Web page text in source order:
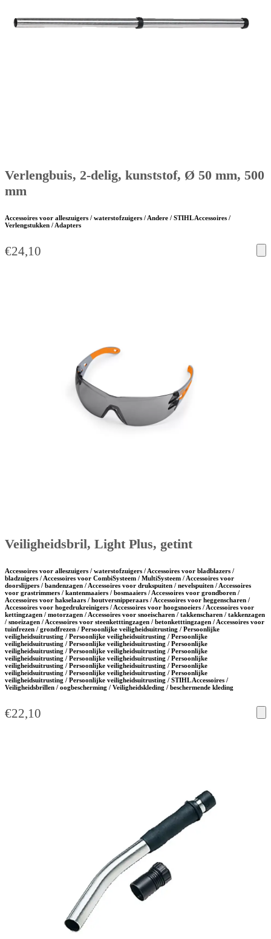
Verlengbuis, 2-delig, kunststof, Ø 50 mm, 500
mm
Accessoires voor alleszuigers / waterstofzuigers / Andere / STIHL Accessoires /
Verlengstukken / Adapters
€24,10
Veiligheidsbril, Light Plus, getint
Accessoires voor alleszuigers / waterstofzuigers / Accessoires voor bladblazers /
bladzuigers / Accessoires voor CombiSysteem / MultiSysteem / Accessoires voor
doorslijpers / bandenzagen / Accessoires voor drukspuiten / nevelspuiten / Accessoires
voor grastrimmers / kantenmaaiers / bosmaaiers / Accessoires voor grondboren /
Accessoires voor hakselaars / houtversnipperaars / Accessoires voor heggenscharen /
Accessoires voor hogedrukreinigers / Accessoires voor hoogsnoeiers / Accessoires voor
kettingzagen / motorzagen / Accessoires voor snoeischaren / takkenscharen / takkenzagen
/ snoeizagen / Accessoires voor steenketttingzagen / betonketttingzagen / Accessoires voor
tuinfrezen / grondfrezen / Persoonlijke veiligheidsuitrusting / Persoonlijke
veiligheidsuitrusting / Persoonlijke veiligheidsuitrusting / Persoonlijke
veiligheidsuitrusting / Persoonlijke veiligheidsuitrusting / Persoonlijke
veiligheidsuitrusting / Persoonlijke veiligheidsuitrusting / Persoonlijke
veiligheidsuitrusting / Persoonlijke veiligheidsuitrusting / Persoonlijke
veiligheidsuitrusting / Persoonlijke veiligheidsuitrusting / Persoonlijke
veiligheidsuitrusting / Persoonlijke veiligheidsuitrusting / Persoonlijke
veiligheidsuitrusting / Persoonlijke veiligheidsuitrusting / STIHL Accessoires /
Veiligheidsbrillen / oogbescherming / Veiligheidskleding / beschermende kleding
€22,10